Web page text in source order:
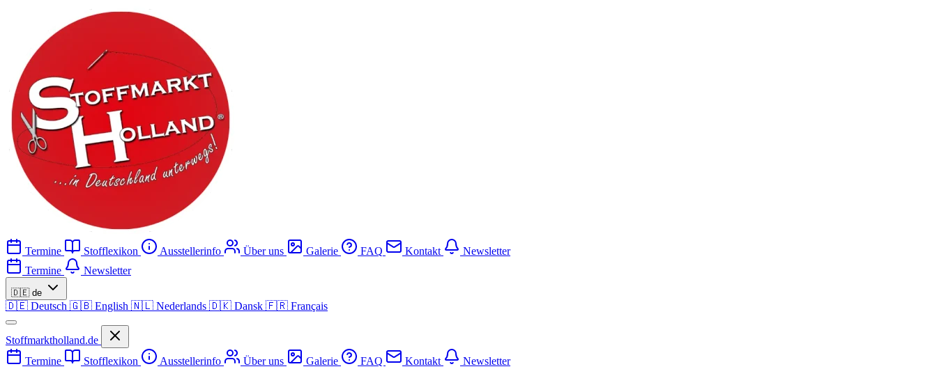
Termine Stofflexikon Ausstellerinfo Über uns Galerie FAQ Kontakt
Newsletter
Termine
Newsletter
🇩🇪 de
🇩🇪 Deutsch 🇬🇧 English 🇳🇱 Nederlands 🇩🇰 Dansk 🇫🇷 Français
Stoffmarktholland.de
Termine
Stofflexikon Ausstellerinfo Über uns Galerie FAQ Kontakt Newsletter